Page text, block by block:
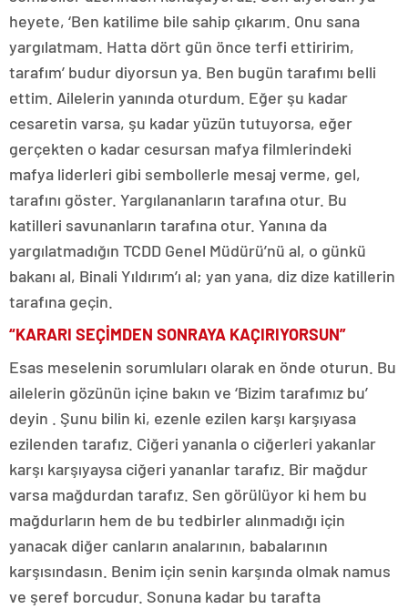
heyete, ‘Ben katilime bile sahip çıkarım. Onu sana
yargılatmam. Hatta dört gün önce terfi ettiririm,
tarafım’ budur diyorsun ya. Ben bugün tarafımı belli
ettim. Ailelerin yanında oturdum. Eğer şu kadar
cesaretin varsa, şu kadar yüzün tutuyorsa, eğer
gerçekten o kadar cesursan mafya filmlerindeki
mafya liderleri gibi sembollerle mesaj verme, gel,
tarafını göster. Yargılananların tarafına otur. Bu
katilleri savunanların tarafına otur. Yanına da
yargılatmadığın TCDD Genel Müdürü’nü al, o günkü
bakanı al, Binali Yıldırım’ı al; yan yana, diz dize katillerin
tarafına geçin.
“KARARI SEÇİMDEN SONRAYA KAÇIRIYORSUN”
Esas meselenin sorumluları olarak en önde oturun. Bu
ailelerin gözünün içine bakın ve ‘Bizim tarafımız bu’
deyin . Şunu bilin ki, ezenle ezilen karşı karşıyasa
ezilenden tarafız. Ciğeri yananla o ciğerleri yakanlar
karşı karşıyaysa ciğeri yananlar tarafız. Bir mağdur
varsa mağdurdan tarafız. Sen görülüyor ki hem bu
mağdurların hem de bu tedbirler alınmadığı için
yanacak diğer canların analarının, babalarının
karşısındasın. Benim için senin karşında olmak namus
ve şeref borcudur. Sonuna kadar bu tarafta